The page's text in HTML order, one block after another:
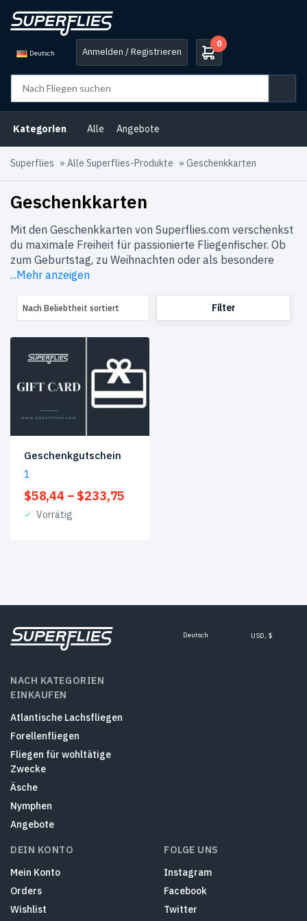
Deutsch Anmelden / Registrieren
0
Kategorien Alle Angebote
Superflies » Alle Superflies-Produkte » Geschenkkarten
Geschenkkarten
Mit den Geschenkkarten von Superflies.com verschenkst
du maximale Freiheit für passionierte Fliegenfischer. Ob
zum Geburtstag, zu Weihnachten oder als besondere
...Mehr anzeigen
Geschenkkarten(1)
Nach Beliebtheit sortiert Filter
Geschenkgutschein
1
$58,44 – $233,75
Vorrätig
Deutsch USD, $
NACH KATEGORIEN
EINKAUFEN
Atlantische Lachsfliegen
Forellenfliegen
Fliegen für wohltätige
Zwecke
Äsche
Nymphen
Angebote
DEIN KONTO
Mein Konto
Orders
Wishlist
FOLGE UNS
Instagram
Facebook
Twitter